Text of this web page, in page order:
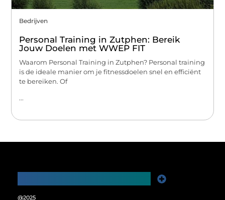
Bedrijven
Personal Training in Zutphen: Bereik
Jouw Doelen met WWEP FIT
Waarom Personal Training in Zutphen? Personal training
is de ideale manier om je fitnessdoelen snel en efficiënt
te bereiken. Of
...
@2025